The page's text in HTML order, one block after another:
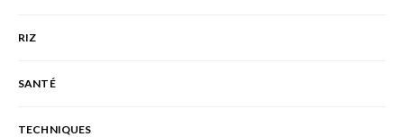
RIZ
SANTÉ
TECHNIQUES